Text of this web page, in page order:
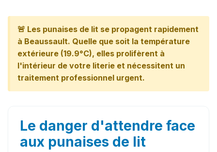
🚨 Les punaises de lit se propagent rapidement
à Beaussault. Quelle que soit la température
extérieure (19.9°C), elles prolifèrent à
l'intérieur de votre literie et nécessitent un
traitement professionnel urgent.
Le danger d'attendre face
aux punaises de lit